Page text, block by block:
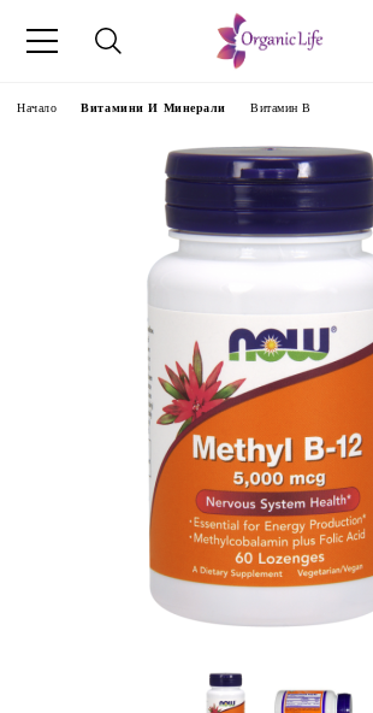
Начало Витамини И Минерали Витамин B